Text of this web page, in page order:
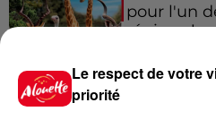
pour l'un
régions !
Le respect de votre
priorité